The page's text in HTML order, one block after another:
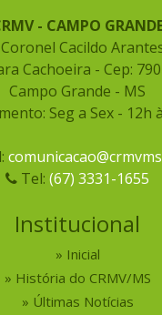
- CAMPO
Cacildo
Cachoeira - Cep:
Campo Grande - MS
Seg a Sex - 12h
Tel: (67) 3331-1655
Institucional
Inicial
História do CRMV/MS
Últimas Notícias